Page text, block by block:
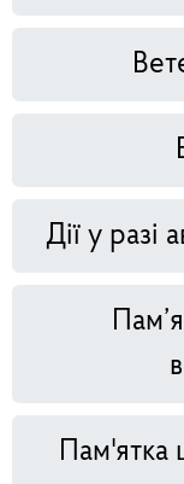
Дії у разі